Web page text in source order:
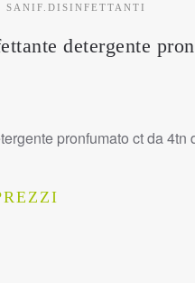
detergente
pronfumato ct da 4tn